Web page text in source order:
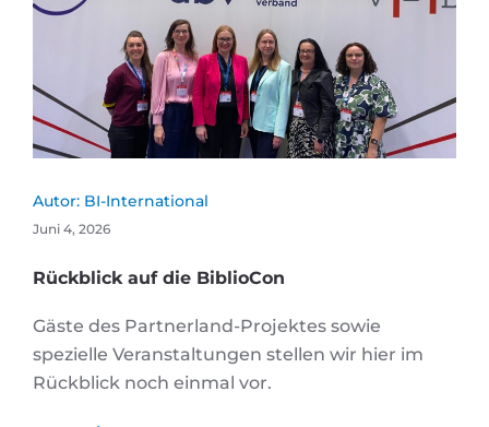
Autor: BI-International
Juni 4, 2026
Rückblick auf die BiblioCon
Gäste des Partnerland-Projektes sowie
spezielle Veranstaltungen stellen wir hier im
Rückblick noch einmal vor.